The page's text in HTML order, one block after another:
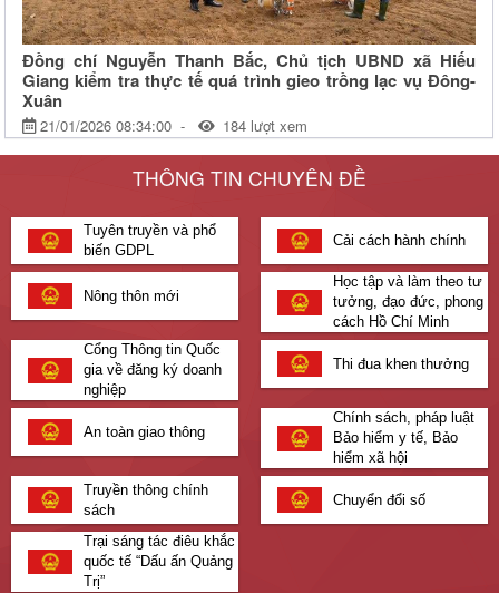
Đồng chí Nguyễn Thanh Bắc, Chủ tịch UBND xã Hiếu
Giang kiểm tra thực tế quá trình gieo trồng lạc vụ Đông-
Xuân
21/01/2026 08:34:00
184 lượt xem
Ngày 21/1/2026, đồng chí Nguyễn Thanh Bắc, Phó Bí thư Đảng ủy,
Chủ tịch UBND xã cùng với đại diện các cơ quan, đơn vị đã đi kiểm
tra thực tế tình hình xuống giống lạc của bà con nông dân trên địa bàn
xã.
Quyết định về việc công bố công khai dự toán ngân sách năm
2024 xã Thanh An
CÔNG NHẬN GIA ĐÌNH VĂN HÓA
THÔNG TIN CHUYÊN ĐỀ
Tuyên truyền và phổ
biến GDPL
Cải cách hành chính
Nông thôn mới
Học tập và làm theo tư
tưởng, đạo đức, phong
cách Hồ Chí Minh
Cổng Thông tin Quốc
gia về đăng ký doanh
nghiệp
Thi đua khen thưởng
An toàn giao thông
Chính sách, pháp luật
Bảo hiểm y tế, Bảo
hiểm xã hội
Truyền thông chính
sách
Chuyển đổi số
Trại sáng tác điêu khắc
quốc tế “Dấu ấn Quảng
Trị”